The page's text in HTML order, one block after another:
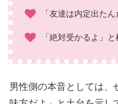
「友達は内定出た
「絶対受かるよ」
男性側の本音としては、